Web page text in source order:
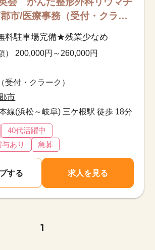
市/医療事務（受付・クラー
料駐車場完備★残業少なめ
） 200,000円～260,000円
受付・クラーク）
市
線(浜松～岐阜) 三ケ根駅 徒歩 18分
40代活躍中
あり
急募
する 求人を見る
1